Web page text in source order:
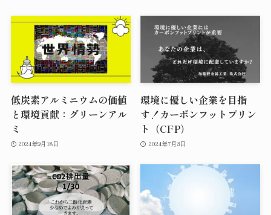
低炭素アルミニウムの価値
と環境貢献：グリーンアル
ミ
2024年9月18日
環境に優しい企業を目指
す！カーボンフットプリン
ト（CFP）
2024年7月3日